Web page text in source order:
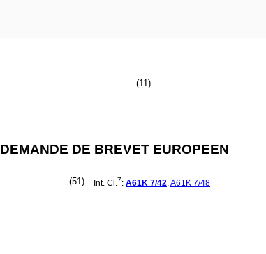
(11)
DEMANDE DE BREVET EUROPEEN
(51) Int. Cl.7: A61K 7/42,A61K 7/48